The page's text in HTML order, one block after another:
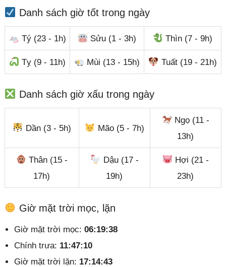
Danh sách giờ tốt trong ngày
Tý (23 - 1h) Sửu (1 - 3h) Thìn (7 - 9h)
Tỵ (9 - 11h) Mùi (13 - 15h) Tuất (19 - 21h)
Danh sách giờ xấu trong ngày
Dần (3 - 5h) Mão (5 - 7h)
Ngọ (11 -
13h)
Thân (15 -
17h)
Dậu (17 -
19h)
Hợi (21 -
23h)
Giờ mặt trời mọc, lặn
Giờ mặt trời mọc: 06:19:38
Chính trưa: 11:47:10
Giờ mặt trời lặn: 17:14:43